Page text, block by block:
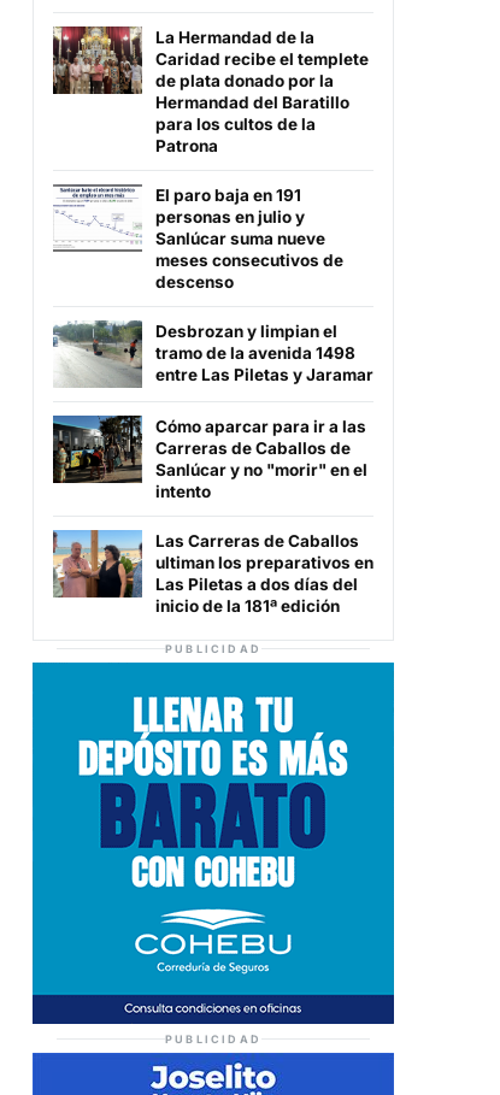
La Hermandad de la
Caridad recibe el templete
de plata donado por la
Hermandad del Baratillo
para los cultos de la
Patrona
El paro baja en 191
personas en julio y
Sanlúcar suma nueve
meses consecutivos de
descenso
Desbrozan y limpian el
tramo de la avenida 1498
entre Las Piletas y Jaramar
Cómo aparcar para ir a las
Carreras de Caballos de
Sanlúcar y no "morir" en el
intento
Las Carreras de Caballos
ultiman los preparativos en
Las Piletas a dos días del
inicio de la 181ª edición
PUBLICIDAD
PUBLICIDAD